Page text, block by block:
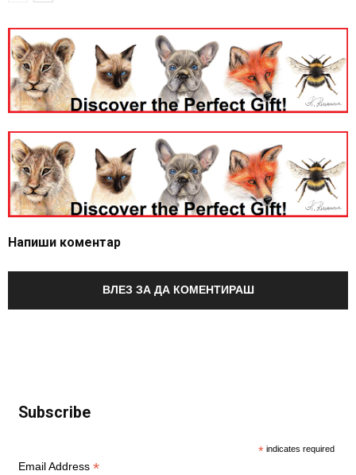
Напиши коментар
ВЛЕЗ ЗА ДА КОМЕНТИРАШ
Subscribe
* indicates required
Email Address *